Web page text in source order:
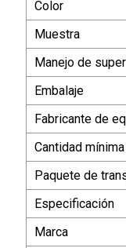
Color
Muestra
Manejo de
Embalaje
Fabricante de
Cantidad
Paquete de
Especificación
Marca